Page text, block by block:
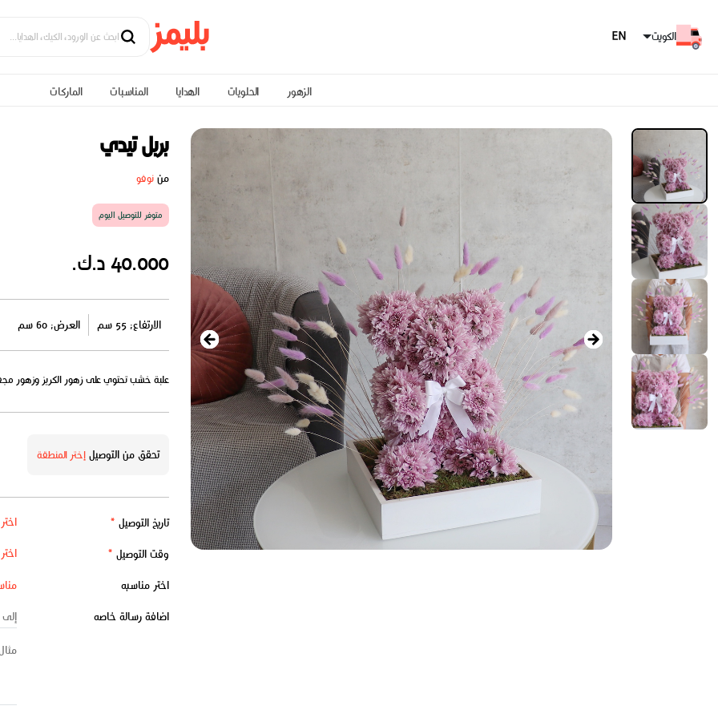
الكويت
الزهور الحلويات الهدايا المناسبات الماركات
بربل تيدي
مننوفو
متوفر للتوصيل اليوم
40.000 د.ك.
الارتفاع: 55 سم العرض: 60 سم
علبة خشب تحتوي على زهور الكريز وزهور
تحقق من التوصيلإختر المنطقة
تاريخ التوصيل *
وقت التوصيل *
اختر مناسبه
اضافة رسالة خاصه